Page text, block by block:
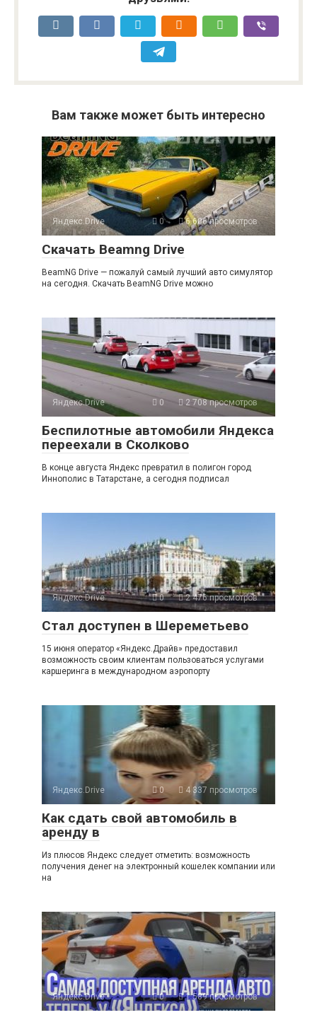
Вам также может быть интересно
Яндекс.Drive 0 6 606 просмотров
Скачать Beamng Drive
BeamNG Drive — пожалуй самый лучший авто симулятор
на сегодня. Скачать BeamNG Drive можно
Яндекс.Drive 0 2 708 просмотров
Беспилотные автомобили Яндекса
переехали в Сколково
В конце августа Яндекс превратил в полигон город
Иннополис в Татарстане, а сегодня подписал
Яндекс.Drive 0 2 476 просмотров
Стал доступен в Шереметьево
15 июня оператор «Яндекс.Драйв» предоставил
возможность своим клиентам пользоваться услугами
каршеринга в международном аэропорту
Яндекс.Drive 0 4 337 просмотров
Как сдать свой автомобиль в
аренду в
Из плюсов Яндекс следует отметить: возможность
получения денег на электронный кошелек компании или
на
Яндекс.Drive 0 1 589 просмотров